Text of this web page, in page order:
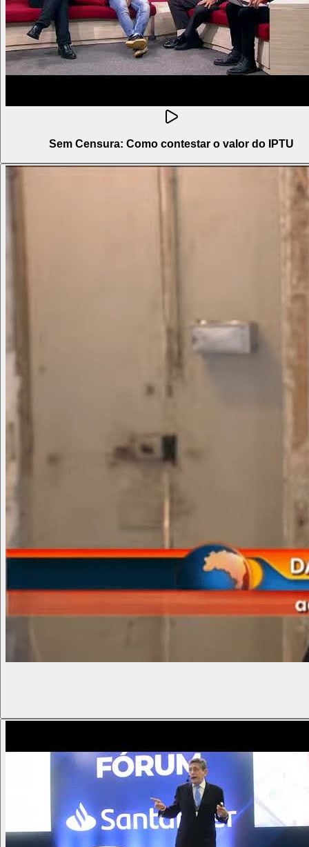
Sem Censura: Como contestar o valor do IPTU